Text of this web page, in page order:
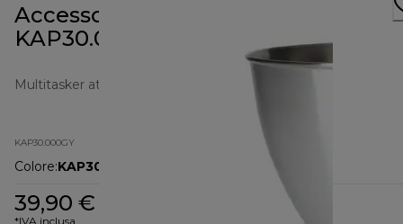
Accessorio tritatutto
KAP30.000GY per Prospero+
Multitasker attachments
KAP30.000GY
Colore:KAP30.000GY
39,90 €
*IVA inclusa